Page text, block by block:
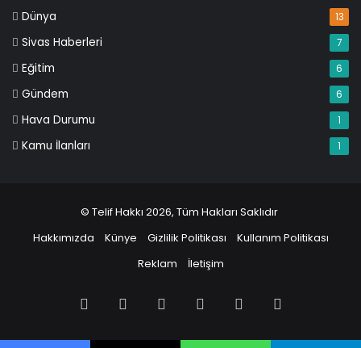
Dünya 13
Sivas Haberleri 7
Eğitim 6
Gündem 6
Hava Durumu 1
Kamu İlanları 1
© Telif Hakkı 2026, Tüm Hakları Saklıdır
Hakkımızda
Künye Gizlilik Politikası
Kullanım Politikası
Reklam
İletişim
Facebook PinterestLinkedInYouTube